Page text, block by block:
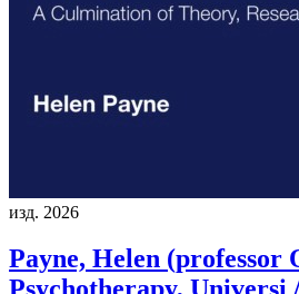
изд. 2026
Payne, Helen (professor